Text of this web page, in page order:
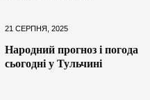
21 СЕРПНЯ, 2025
Народний прогноз і погода
сьогодні у Тульчині